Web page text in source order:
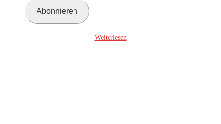
Abonnieren
Weiterlesen